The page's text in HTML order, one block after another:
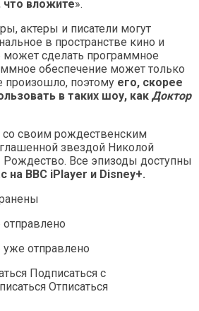
что вложите».
актеры и писатели могут
в пространстве кино и
может сделать программное
обеспечение может только
произошло, поэтому его, скорее
в таких шоу, как Доктор
со своим рождественским
звездой Николой
Рождество. Все эпизоды доступны
на BBC iPlayer и Disney+.
отправлено
Подписаться с
Отписаться